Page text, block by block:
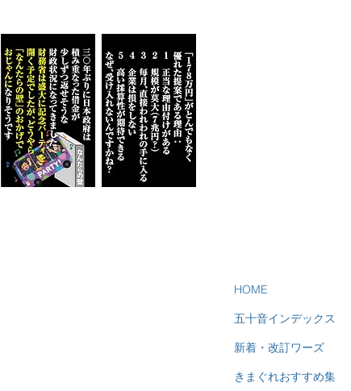
HOME
五十音インデックス
新着・改訂ワーズ
きまぐれおすすめ集